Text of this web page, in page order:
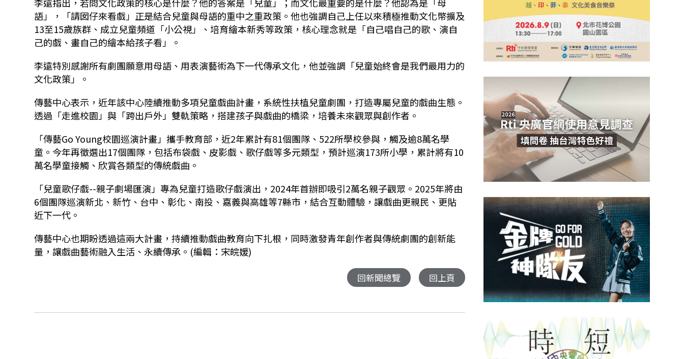
李遠指出，若問文化政策的核心是什麼？他的答案是「兒童」；而文化最重要的是什麼？他認為是「母
語」，「請囡仔來看戲」正是結合兒童與母語的重中之重政策。他也強調自己上任以來積極推動文化幣擴及
13至15歲族群、成立兒童頻道「小公視」、培育繪本新秀等政策，核心理念就是「自己唱自己的歌、演自
己的戲、畫自己的繪本給孩子看」。
李遠特別感謝所有劇團願意用母語、用表演藝術為下一代傳承文化，他並強調「兒童始終會是我們最用力的
文化政策」。
傳藝中心表示，近年該中心陸續推動多項兒童戲曲計畫，系統性扶植兒童劇團，打造專屬兒童的戲曲生態。
透過「走進校園」與「跨出戶外」雙軌策略，搭建孩子與戲曲的橋梁，培養未來觀眾與創作者。
「傳藝Go Young校園巡演計畫」攜手教育部，近2年累計有81個團隊、522所學校參與，觸及逾8萬名學
童。今年再徵選出17個團隊，包括布袋戲、皮影戲、歌仔戲等多元類型，預計巡演173所小學，累計將有10
萬名學童接觸、欣賞各類型的傳統戲曲。
「兒童歌仔戲--親子劇場匯演」專為兒童打造歌仔戲演出，2024年首辦即吸引2萬名親子觀眾。2025年將由
6個團隊巡演新北、新竹、台中、彰化、南投、嘉義與高雄等7縣市，結合互動體驗，讓戲曲更親民、更貼
近下一代。
傳藝中心也期盼透過這兩大計畫，持續推動戲曲教育向下扎根，同時激發青年創作者與傳統劇團的創新能
量，讓戲曲藝術融入生活、永續傳承。(編輯：宋皖媛)
回新聞總覽 回上頁